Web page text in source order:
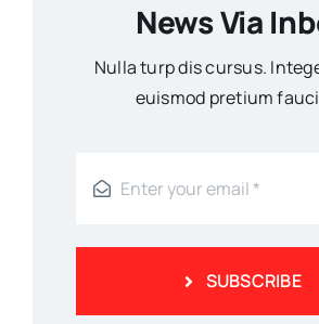
News Via
Nulla turp dis cursus.
euismod pretium
SUBSCRIBE